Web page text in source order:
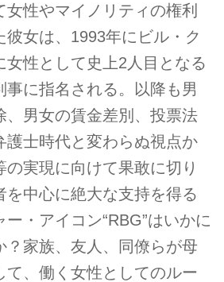
女性やマイノリティの権利
彼女は、1993年にビル・ク
女性として史上2人目となる
事に指名される。以降も男
、男女の賃金差別、投票法
護士時代と変わらぬ視点か
の実現に向けて果敢に切り
を中心に絶大な支持を得る
・アイコン“RBG”はいかに
？家族、友人、同僚らが母
て、働く女性としてのルー